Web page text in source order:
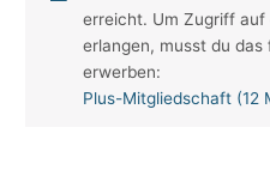
erreicht. Um Zugriff auf
erlangen, musst du das
erwerben:
Plus-Mitgliedschaft (12